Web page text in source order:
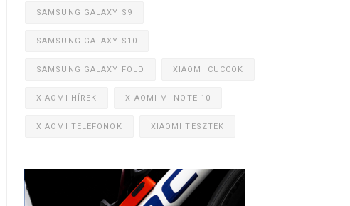
SAMSUNG GALAXY S9
SAMSUNG GALAXY S10
SAMSUNG GALAXY FOLD XIAOMI CUCCOK
XIAOMI HÍREK XIAOMI MI NOTE 10
XIAOMI TELEFONOK XIAOMI TESZTEK